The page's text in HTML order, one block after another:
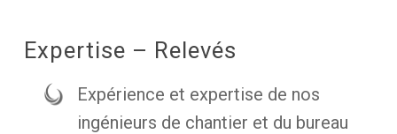
Expertise – Relevés
Expérience et expertise de nos
ingénieurs de chantier et du bureau